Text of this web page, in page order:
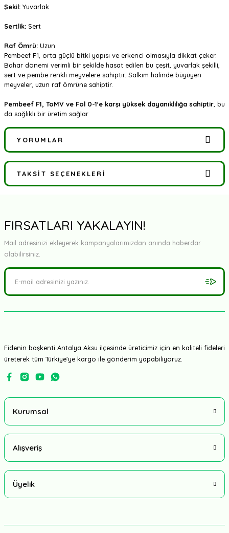
Şekil: Yuvarlak
Sertlik: Sert
Raf Ömrü: Uzun
Pembeef F1, orta güçlü bitki yapısı ve erkenci olmasıyla dikkat çeker.
Bahar dönemi verimli bir şekilde hasat edilen bu çeşit, yuvarlak şekilli,
sert ve pembe renkli meyvelere sahiptir. Salkım halinde büyüyen
meyveler, uzun raf ömrüne sahiptir.
Pembeef F1, ToMV ve Fol 0-1'e karşı yüksek dayanıklılığa sahiptir , bu
da sağlıklı bir üretim sağlar
YORUMLAR
Bu ürüne ilk yorumu siz yapın!
TAKSIT SEÇENEKLERI
FIRSATLARI YAKALAYIN!
Mail adresinizi ekleyerek kampanyalarımızdan anında haberdar
olabilirsiniz.
Fidenin başkenti Antalya Aksu ilçesinde üreticimiz için en kaliteli fideleri
üreterek tüm Türkiye'ye kargo ile gönderim yapabiliyoruz.
Kurumsal
Alışveriş
Üyelik